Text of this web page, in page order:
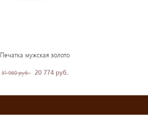
Печатка мужская золото
31 960 руб. 20 774 руб.